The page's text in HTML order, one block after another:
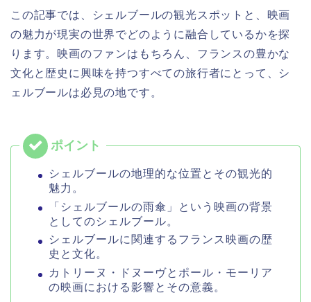
この記事では、シェルブールの観光スポットと、映画
の魅力が現実の世界でどのように融合しているかを探
ります。映画のファンはもちろん、フランスの豊かな
文化と歴史に興味を持つすべての旅行者にとって、シ
ェルブールは必見の地です。
シェルブールの地理的な位置とその観光的
魅力。
「シェルブールの雨傘」という映画の背景
としてのシェルブール。
シェルブールに関連するフランス映画の歴
史と文化。
カトリーヌ・ドヌーヴとポール・モーリア
の映画における影響とその意義。